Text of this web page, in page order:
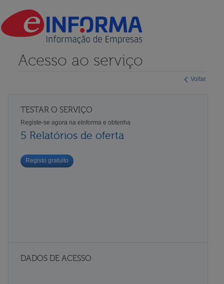
Voltar
Acesso ao serviço
TESTAR O SERVIÇO
Registe-se agora na eInforma e obtenha
5 Relatórios de oferta
Registo gratuito
DADOS DE ACESSO